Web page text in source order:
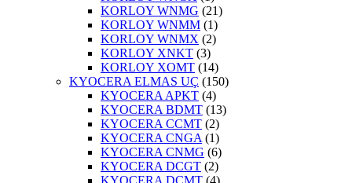
KORLOY WNMG (21)
KORLOY WNMM (1)
KORLOY WNMX (2)
KORLOY XNKT (3)
KORLOY XOMT (14)
KYOCERA ELMAS UÇ (150)
KYOCERA APKT (4)
KYOCERA BDMT (13)
KYOCERA CCMT (2)
KYOCERA CNGA (1)
KYOCERA CNMG (6)
KYOCERA DCGT (2)